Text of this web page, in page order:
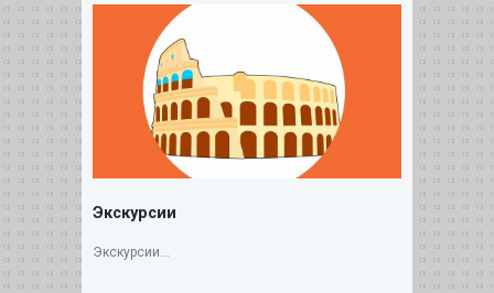
Экскурсии
Экскурсии...